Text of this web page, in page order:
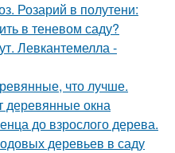
Розарий в полутени:
в теневом саду?
Левкантемелла -
что лучше.
деревянные окна
до взрослого дерева.
деревьев в саду